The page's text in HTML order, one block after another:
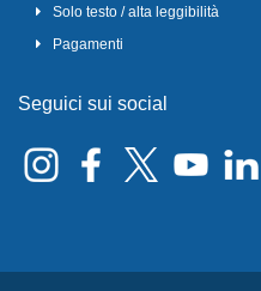
Solo testo / alta leggibilità
Pagamenti
Seguici sui social